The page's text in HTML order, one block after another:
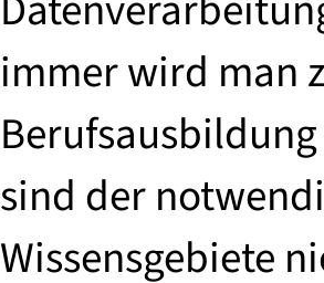
immer wird man
sind der
Wissensgebiete